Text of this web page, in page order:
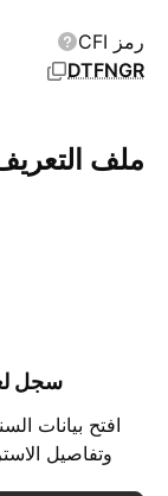
رمز CFI
DTFNGR
ملف
سجل
افتح بيانات
وتفاصيل